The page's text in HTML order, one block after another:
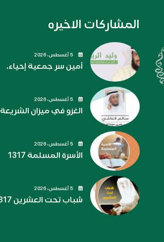
المشاركات الاخيره
أمين سر جمعية إحياء.
الغزو في ميزان الشريعة
الأسرة المسلمة 1317
شباب تحت العشرين 1317